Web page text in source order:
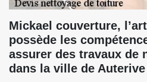
Mickael couverture,
possède les
assurer des travaux de
dans la ville de